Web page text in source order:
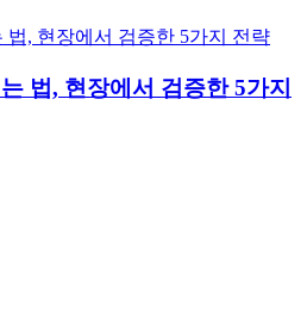
법, 현장에서 검증한 5가지